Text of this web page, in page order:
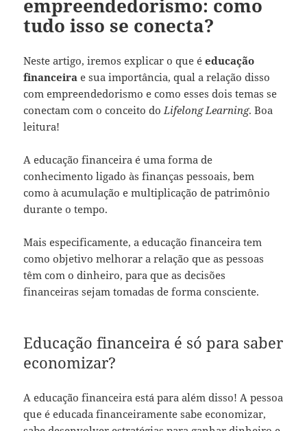
empreendedorismo: como
tudo isso se conecta?
Neste artigo, iremos explicar o que éeducação
financeira e sua importância, qual a relação disso
com empreendedorismo e como esses dois temas se
conectam com o conceito doLifelong Learning. Boa
leitura!
A educação financeira é uma forma de
conhecimento ligado às finanças pessoais, bem
como à acumulação e multiplicação de patrimônio
durante o tempo.
Mais especificamente, a educação financeira tem
como objetivo melhorar a relação que as pessoas
têm com o dinheiro, para que as decisões
financeiras sejam tomadas de forma consciente.
Educação financeira é só para saber
economizar?
A educação financeira está para além disso! A pessoa
que é educada financeiramente sabe economizar,